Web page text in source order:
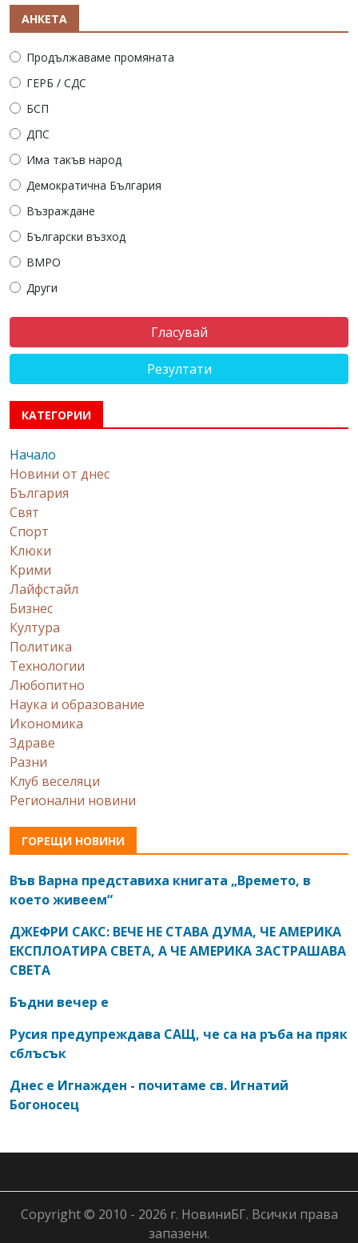
АНКЕТА
Продължаваме промяната
ГЕРБ / СДС
БСП
ДПС
Има такъв народ
Демократична България
Възраждане
Български възход
ВМРО
Други
Резултати
КАТЕГОРИИ
Начало
Новини от днес
България
Свят
Спорт
Клюки
Крими
Лайфстайл
Бизнес
Култура
Политика
Технологии
Любопитно
Наука и образование
Икономика
Здраве
Разни
Клуб веселяци
Регионални новини
ГОРЕЩИ НОВИНИ
Във Варна представиха книгата „Времето, в
което живеем“
ДЖЕФРИ САКС: ВЕЧЕ НЕ СТАВА ДУМА, ЧЕ АМЕРИКА
ЕКСПЛОАТИРА СВЕТА, А ЧЕ АМЕРИКА ЗАСТРАШАВА
СВЕТА
Бъдни вечер е
Русия предупреждава САЩ, че са на ръба на пряк
сблъсък
Днес е Игнажден - почитаме св. Игнатий
Богоносец
Copyright © 2010 - 2026 г. НовиниБГ. Всички права
запазени.